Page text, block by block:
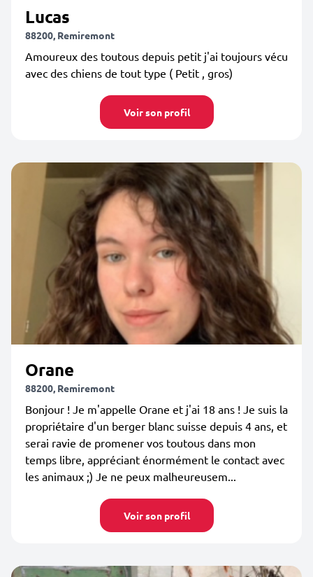
Lucas
88200, Remiremont
Amoureux des toutous depuis petit j'ai toujours vécu
avec des chiens de tout type ( Petit , gros)
Voir son profil
Orane
88200, Remiremont
Bonjour ! Je m'appelle Orane et j'ai 18 ans ! Je suis la
propriétaire d'un berger blanc suisse depuis 4 ans, et
serai ravie de promener vos toutous dans mon
temps libre, appréciant énormément le contact avec
les animaux ;) Je ne peux malheureusem...
Voir son profil